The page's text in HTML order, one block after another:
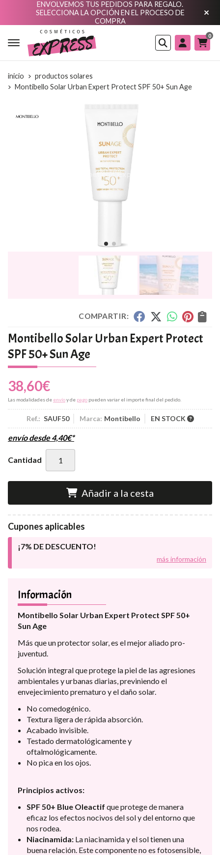
ENVOLVEMOS TUS PEDIDOS PARA REGALO.
SELECCIONA LA OPCIÓN EN EL PROCESO DE
COMPRA
Buscar
0
inicio
productos solares
Montibello Solar Urban Expert Protect SPF 50+ Sun Age
COMPARTIR:
Montibello Solar Urban Expert Protect
SPF 50+ Sun Age
38,60€
Las modalidades de envíoy de pago pueden variar el importe final del pedido.
Ref.: SAUF50 Marca: Montibello EN STOCK
envío desde4,40€*
Cantidad
Añadir a la cesta
Cupones aplicables
¡7% DE DESCUENTO!
más información
Información
Montibello Solar Urban Expert Protect SPF 50+
Sun Age
Más que un protector solar, es el mejor aliado pro-
juventud.
Solución integral que protege la piel de las agresiones
ambientales y urbanas diarias, previniendo el
envejecimiento prematuro y el daño solar.
No comedogénico.
Textura ligera de rápida absorción.
Acabado invisible.
Testado dermatológicamente y
oftalmológicamente.
No pica en los ojos.
Principios activos:
SPF 50+ Blue Oleactif que protege de manera
eficaz los efectos nocivos del sol y del entorno que
nos rodea.
Niacinamida: La niacinamida y el sol tienen una
buena relación. Este componente no es fotosensible,